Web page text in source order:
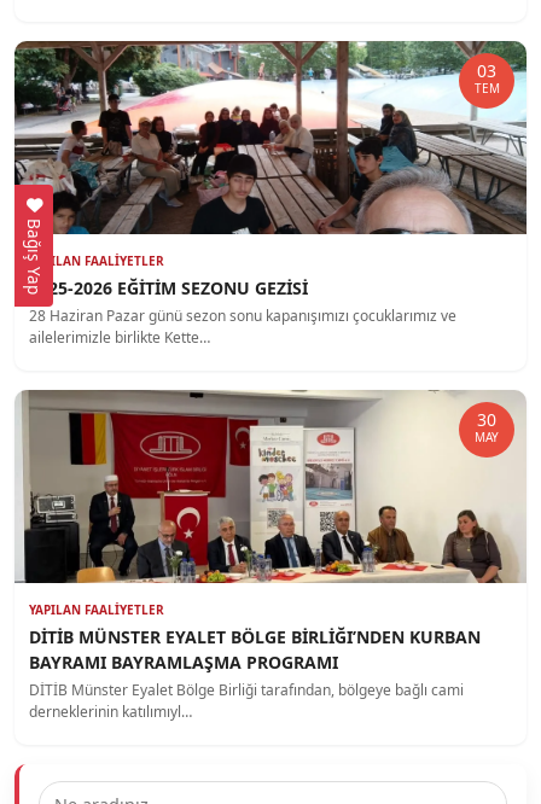
Bağış Yap
03
TEM
YAPILAN FAALIYETLER
2025-2026 EĞİTİM SEZONU GEZİSİ
28 Haziran Pazar günü sezon sonu kapanışımızı çocuklarımız ve
ailelerimizle birlikte Kette…
30
MAY
YAPILAN FAALIYETLER
DİTİB MÜNSTER EYALET BÖLGE BİRLİĞI’NDEN KURBAN
BAYRAMI BAYRAMLAŞMA PROGRAMI
DİTİB Münster Eyalet Bölge Birliği tarafından, bölgeye bağlı cami
derneklerinin katılımıyl…